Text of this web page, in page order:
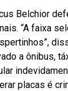
Belchior
“A faixa
a ônibus,
placas é